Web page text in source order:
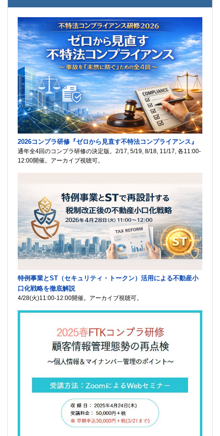
2026コンプラ研修『ゼロから見直す不特法コンプライアンス』
通年全4回のコンプラ研修の決定版。2/17, 5/19, 8/18, 11/17, 各11:00-
12:00開催。アーカイブ視聴可。
特例事業とST（セキュリティ・トークン）活用による不動産小
口化戦略を徹底解説
4/28(火)11:00-12:00開催。アーカイブ視聴可。